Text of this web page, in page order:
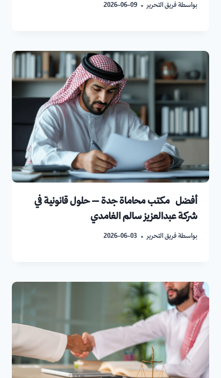
بواسطةفريق التحرير 2026-06-09
أفضل مكتب محاماة جدة – حلول قانونية في
شركة عبدالعزيز سالم الغامدي
بواسطةفريق التحرير 2026-06-03